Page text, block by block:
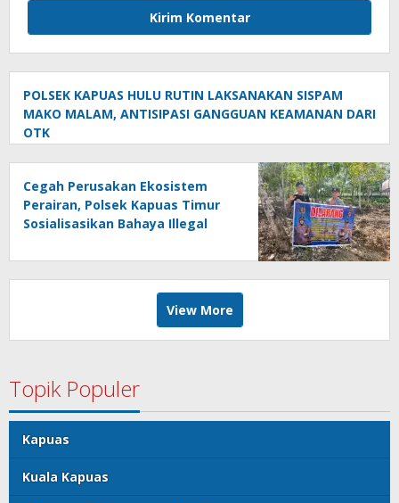
POLSEK KAPUAS HULU RUTIN LAKSANAKAN SISPAM
MAKO MALAM, ANTISIPASI GANGGUAN KEAMANAN DARI
OTK
Cegah Perusakan Ekosistem
Perairan, Polsek Kapuas Timur
Sosialisasikan Bahaya Illegal
View More
Topik Populer
Kapuas
Kuala Kapuas